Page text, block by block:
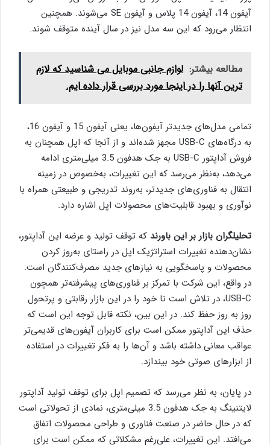
آیفون 14، آیفون 14 پلاس و آیفون SE می‌شوند. همچنین
انتظار می‌رود که این سه مدل نیز در سال آینده متوقف شوند.
مطالعه بیشتر: لوازم جانبی موبایل می شناسید که لازم
ترین آنها را در اینجا مورد بررسی قرار داده ایم.
تمامی مدل‌های جدیدتر آیفون‌ها، یعنی آیفون 15 و آیفون 16،
به درگاه‌های USB-C مجهز شده‌اند و از آنجا که اپل همچنان به
فروش آداپتور USB-C به جک هدفون 3.5 میلی‌متری ادامه
می‌دهد، به‌نظر می‌رسد که این تغییرات، به‌خصوص در زمینه
انتقال به فناوری‌های جدیدتر، به‌روند تدریجی و طبیعتی همراه با
نوآوری و بهبود قابلیت‌های محصولات اپل اشاره دارد.
تحلیلگران بازار بر این باورند که توقف تولید و عرضه این آداپتور،
نشان‌دهنده تغییرات استراتژیک اپل در راستای به‌روز کردن
محصولات و پاسخگویی به نیازهای جدید مصرف‌کنندگان است.
در واقع، این شرکت با تمرکز بر فناوری‌های پیشرفته‌تر همچون
USB-C، در تلاش است تا خود را در این بازار رقابتی و پرتحول
روز به روز حفظ کند. در این بین، نکته قابل توجه این است که
حذف این آداپتور ممکن است برای کاربران آیفون‌های قدیمی‌تر
عواقب معانی داشته باشد و آن‌ها را به فکر تغییرات در استفاده
از ابزارهای صوتی خود بیندازد.
در پایان، به نظر می‌رسد که تصمیم اپل برای توقف تولید آداپتور
لایتنینگ به جک هدفون 3.5 میلی‌متری، نمادی از تحولاتی است
که در حال حاضر در صنعت فناوری و طراحی محصولات اتفاق
می‌افتد. این تغییرات، علی‌رغم مشکلاتی که ممکن است برای